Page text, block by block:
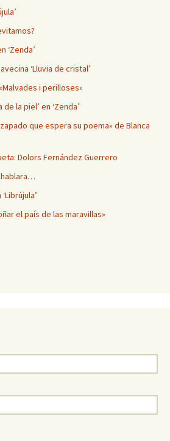
‘Zenda’
‘Lluvia de cristal’
i perilloses»
la piel’ en ‘Zenda’
que espera su poema» de Blanca
Dolors Fernández Guerrero
hablara…
el país de las maravillas»